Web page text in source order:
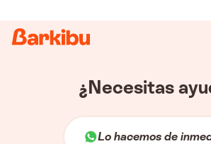
¿Necesitas
Lo hacemos de